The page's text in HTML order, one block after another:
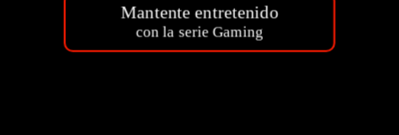
Mantente entretenido
con la serie Gaming